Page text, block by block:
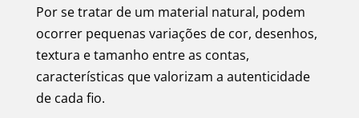
Por se tratar de um material natural, podem
ocorrer pequenas variações de cor, desenhos,
textura e tamanho entre as contas,
características que valorizam a autenticidade
de cada fio.